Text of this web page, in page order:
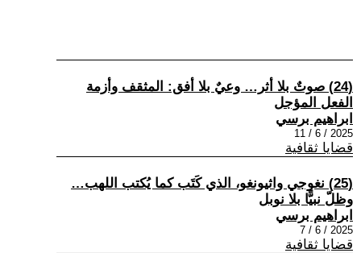
(24) صوتٌ بلا أثر… وعيٌ بلا أفق: المثقف وأزمة
الفعل المؤجل
ابراهيم برسي
2025 / 6 / 11
قضايا ثقافية
(25) نغوجي واثيونغو، الذي كَتَب كما يُكتب اللهب…
وظلّ نبيًّا بلا نوبل
ابراهيم برسي
2025 / 6 / 7
قضايا ثقافية